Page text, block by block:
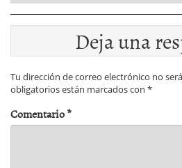
Deja una
Tu dirección de correo electrónico no
obligatorios están marcados con *
Comentario*